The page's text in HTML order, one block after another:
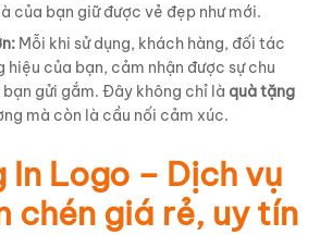
của bạn giữ được vẻ đẹp như mới.
Mỗi khi sử dụng, khách hàng, đối tác
hiệu của bạn, cảm nhận được sự chu
gửi gắm. Đây không chỉ là quà tặng
mà còn là cầu nối cảm xúc.
In Logo – Dịch vụ
chén giá rẻ, uy tín